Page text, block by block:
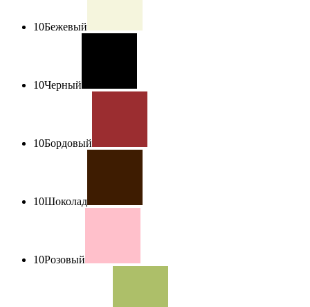
10Бежевый
10Черный
10Бордовый
10Шоколад
10Розовый